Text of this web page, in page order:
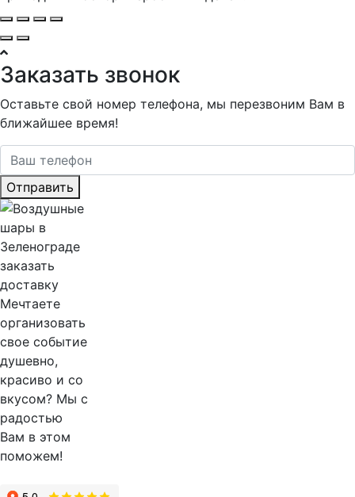
Заказать звонок
Оставьте свой номер телефона, мы перезвоним Вам в
ближайшее время!
Отправить
Мечтаете
организовать
свое событие
душевно,
красиво и со
вкусом? Мы с
радостью
Вам в этом
поможем!